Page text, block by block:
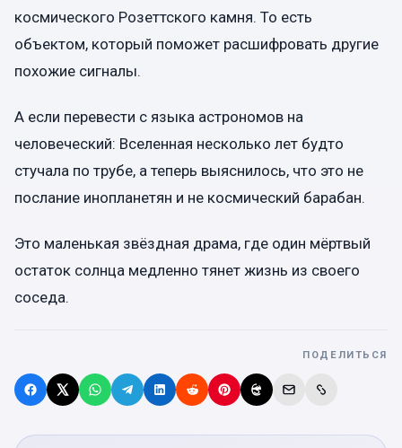
космического Розеттского камня. То есть
объектом, который поможет расшифровать другие
похожие сигналы.
А если перевести с языка астрономов на
человеческий: Вселенная несколько лет будто
стучала по трубе, а теперь выяснилось, что это не
послание инопланетян и не космический барабан.
Это маленькая звёздная драма, где один мёртвый
остаток солнца медленно тянет жизнь из своего
соседа.
ПОДЕЛИТЬСЯ